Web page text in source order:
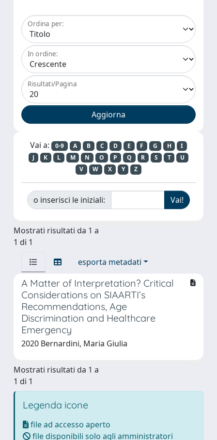
Ordina per:
In ordine:
Risultati/Pagina
Vai a: 0-9 A B C D E F G H
I
J
K L M N O P Q R S T
U
V
W X Y Z
o inserisci le iniziali:
Mostrati risultati da 1 a
1 di 1
esporta metadati
A Matter of Interpretation? Critical
Considerations on SIAARTI’s
Recommendations, Age
Discrimination and Healthcare
Emergency
2020 Bernardini, Maria Giulia
Mostrati risultati da 1 a
1 di 1
Legenda icone
file ad accesso aperto
file disponibili solo agli amministratori